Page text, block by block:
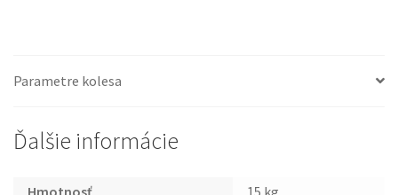
Parametre kolesa
Ďalšie informácie